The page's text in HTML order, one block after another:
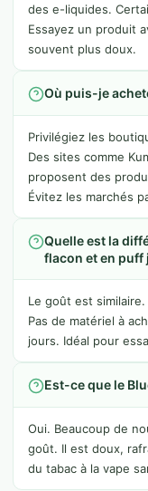
des e-liquides.
Essayez un produit
souvent plus doux.
Où puis-je
Privilégiez les
Des sites comme
proposent des
Évitez les marchés
Quelle est la
flacon et en puff
Le goût est
Pas de matériel à
jours. Idéal pour
Est-ce que le
Oui. Beaucoup de
goût. Il est doux,
du tabac à la vape